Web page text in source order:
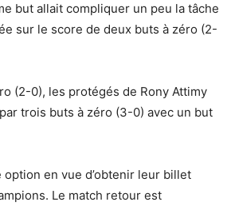
but allait compliquer un peu la tâche
sur le score de deux buts à zéro (2-
(2-0), les protégés de Rony Attimy
trois buts à zéro (3-0) avec un but
en vue d’obtenir leur billet
Le match retour est